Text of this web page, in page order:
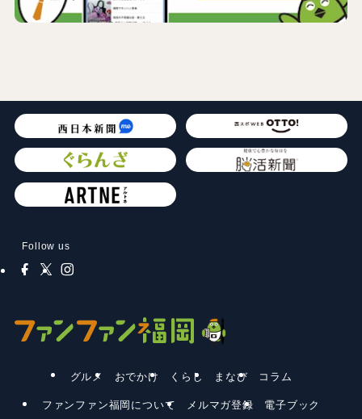
Follow us
グルメ おでかけ くらし まなび コラム
ファンファン福岡について メルマガ登録 電子ブック